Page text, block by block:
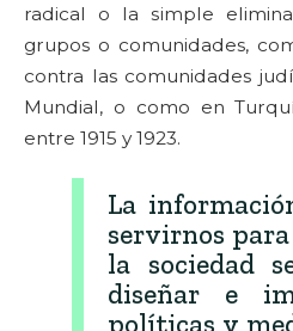
radical o la simple
grupos o comunidades,
contra las comunidades
Mundial, o como en
entre 1915 y 1923.
La
servirnos
la sociedad
diseñar e
políticas y